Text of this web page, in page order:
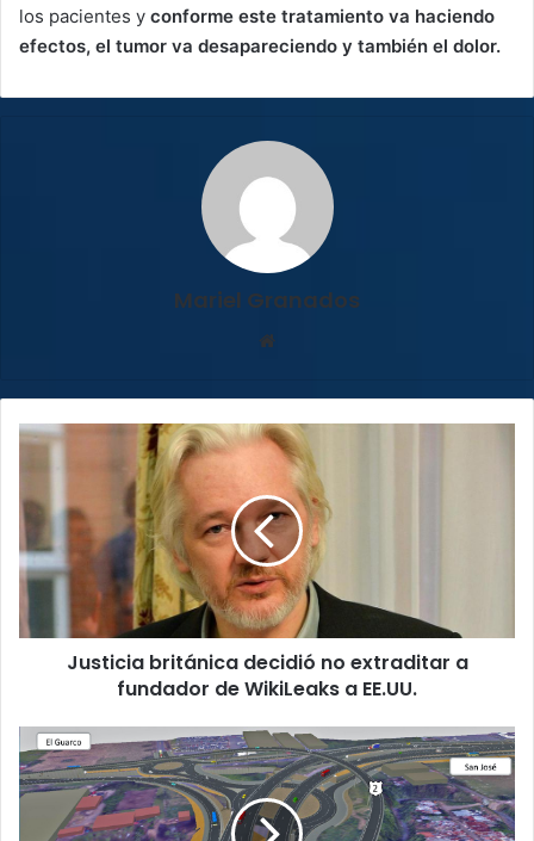
los pacientes y conforme este tratamiento va haciendo
efectos, el tumor va desapareciendo y también el dolor.
Mariel Granados
Justicia
extraditar
a
fundador
WikiLeaks
Justicia británica decidió no extraditar a
fundador de WikiLeaks a EE.UU.
el
2021